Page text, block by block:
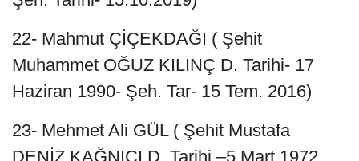
22- Mahmut ÇİÇEKDAĞI ( Şehit
Muhammet OĞUZ KILINÇ D. Tarihi- 17
Haziran 1990- Şeh. Tar- 15 Tem. 2016)
23- Mehmet Ali GÜL ( Şehit Mustafa
DENİZ KAĞNICI D. Tarihi –5 Mart 1972